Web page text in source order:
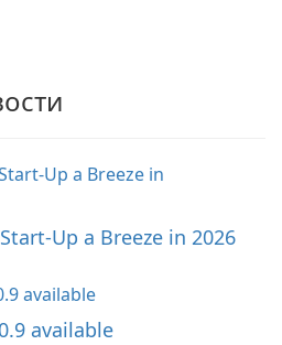
Up a Breeze in 2026
available